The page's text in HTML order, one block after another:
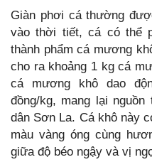
Giàn phơi cá thường
vào thời tiết, cá có thể
thành phẩm cá mương
cho ra khoảng 1 kg cá
cá mương khô dao
đồng/kg, mang lại
dân Sơn La. Cá khô này
màu vàng óng cùng
giữa độ béo ngậy và vị